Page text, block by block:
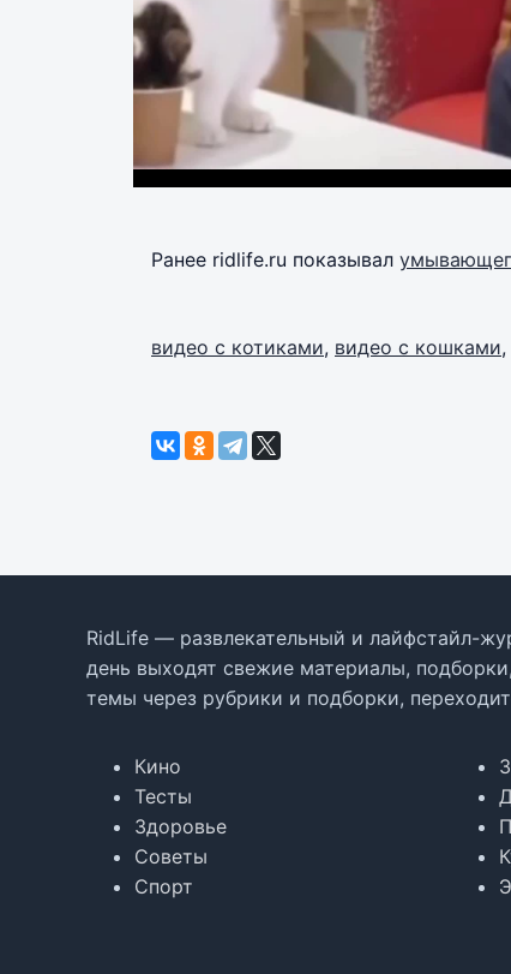
Ранее ridlife.ru показывал
видео с котиками, видео с кошками,
RidLife — развлекательный и лайфстайл-
день выходят свежие материалы,
темы через рубрики и подборки,
Кино
Тесты
Здоровье
Советы
Спорт